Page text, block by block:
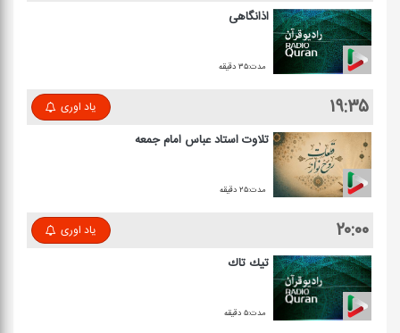
اذانگاهی
مدت:۳۵ دقیقه
۱۹:۳۵ یاد اوری
تلاوت استاد عباس امام جمعه
مدت:۲۵ دقیقه
۲۰:۰۰ یاد اوری
تیك تاك
مدت:۵ دقیقه